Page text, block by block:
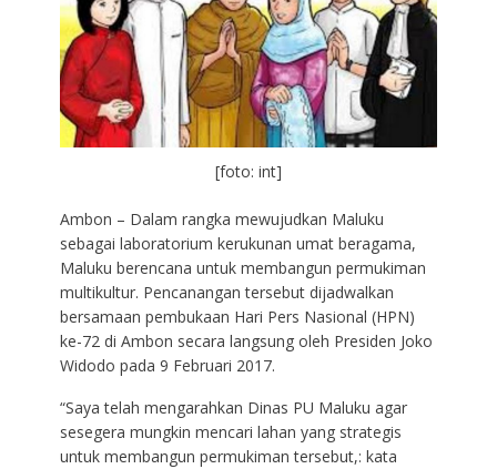
[foto: int]
Ambon – Dalam rangka mewujudkan Maluku
sebagai laboratorium kerukunan umat beragama,
Maluku berencana untuk membangun permukiman
multikultur. Pencanangan tersebut dijadwalkan
bersamaan pembukaan Hari Pers Nasional (HPN)
ke-72 di Ambon secara langsung oleh Presiden Joko
Widodo pada 9 Februari 2017.
“Saya telah mengarahkan Dinas PU Maluku agar
sesegera mungkin mencari lahan yang strategis
untuk membangun permukiman tersebut,: kata